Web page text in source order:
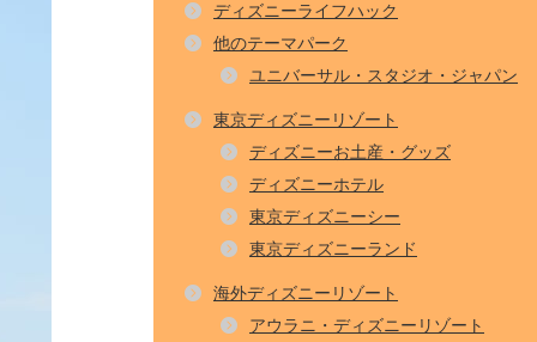
ディズニーライフハック
他のテーマパーク
ユニバーサル・スタジオ・ジャパン
東京ディズニーリゾート
ディズニーお土産・グッズ
ディズニーホテル
東京ディズニーシー
東京ディズニーランド
海外ディズニーリゾート
アウラニ・ディズニーリゾート